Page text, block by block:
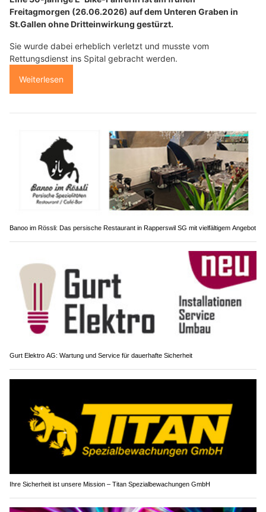
Freitagmorgen (26.06.2026) auf dem Unteren Graben in
St.Gallen ohne Dritteinwirkung gestürzt.
Sie wurde dabei erheblich verletzt und musste vom
Rettungsdienst ins Spital gebracht werden.
Weiterlesen
Banoo im Rössli: Das persische Restaurant in Rapperswil SG mit vielfältigem Angebot
Gurt Elektro AG: Wartung und Service für dauerhafte Sicherheit
Ihre Sicherheit ist unsere Mission – Titan Spezialbewachungen GmbH